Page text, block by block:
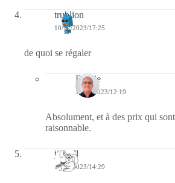
trublion
10/12/2023/17:25
de quoi se régaler
Bernie
11/12/2023/12:19
Absolument, et à des prix qui
raisonnable.
jill bill
10/12/2023/14:29